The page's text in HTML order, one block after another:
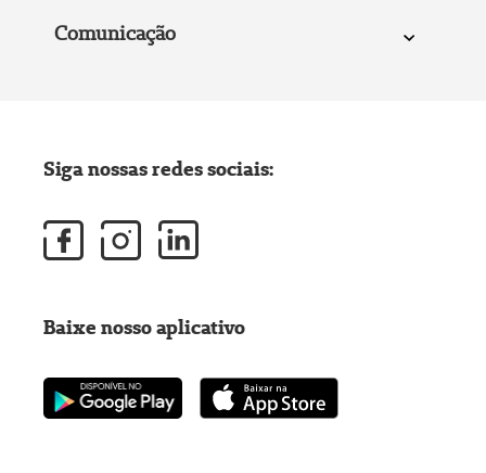
Comunicação
Siga nossas redes sociais:
Baixe nosso aplicativo